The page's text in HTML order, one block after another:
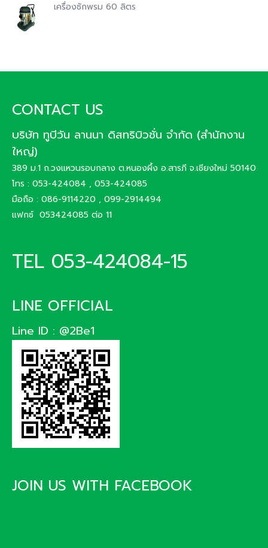
เครื่องซักพรม 60 ลิตร
CONTACT US
บริษัท ทูบีวัน ลานนา ดิสทริบิวชั่น จำกัด (สำนักงาน
ใหญ่)
389 ม.1 ถ.วงแหวนรอบกลาง ต.หนองผึ้ง อ.สารภี จ.เชียงใหม่ 50140
โทร : 053-424084 , 053-424085
มือถือ : 086-9114220 , 099-2914494
แฟกซ์ 053424085 ต่อ 11
TEL 053-424084-15
LINE OFFICIAL
Line ID : @2Be1
JOIN US WITH FACEBOOK